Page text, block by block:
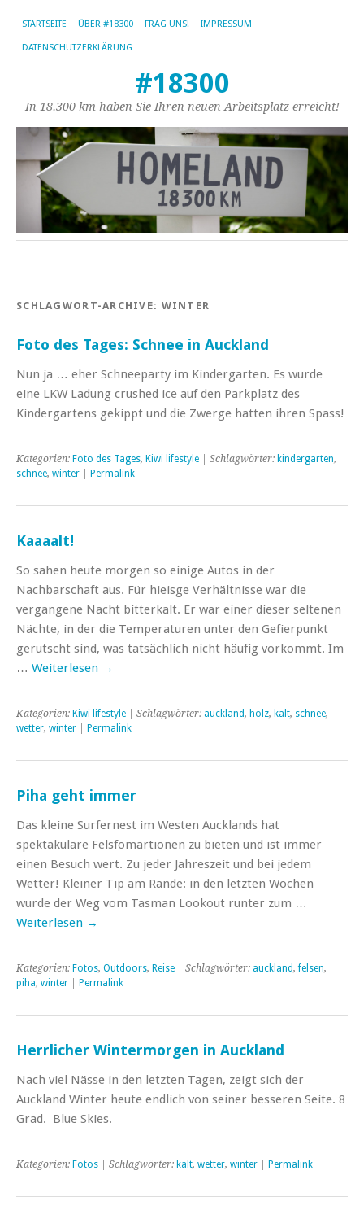
STARTSEITE ÜBER #18300 FRAG UNS! IMPRESSUM
DATENSCHUTZERKLÄRUNG
#18300
In 18.300 km haben Sie Ihren neuen Arbeitsplatz erreicht!
SCHLAGWORT-ARCHIVE: WINTER
Foto des Tages: Schnee in Auckland
Nun ja … eher Schneeparty im Kindergarten. Es wurde
eine LKW Ladung crushed ice auf den Parkplatz des
Kindergartens gekippt und die Zwerge hatten ihren Spass!
Kategorien: Foto des Tages, Kiwi lifestyle | Schlagwörter: kindergarten,
schnee, winter Permalink
Kaaaalt!
So sahen heute morgen so einige Autos in der
Nachbarschaft aus. Für hieisge Verhältnisse war die
vergangene Nacht bitterkalt. Er war einer dieser seltenen
Nächte, in der die Temperaturen unter den Gefierpunkt
gerutscht sind, was tatsächlich nicht häufig vorkommt. Im
… Weiterlesen →
Kategorien: Kiwi lifestyle | Schlagwörter: auckland, holz, kalt, schnee,
wetter, winter Permalink
Piha geht immer
Das kleine Surfernest im Westen Aucklands hat
spektakuläre Felsfomartionen zu bieten und ist immer
einen Besuch wert. Zu jeder Jahreszeit und bei jedem
Wetter! Kleiner Tip am Rande: in den letzten Wochen
wurde der Weg vom Tasman Lookout runter zum …
Weiterlesen →
Kategorien: Fotos, Outdoors, Reise | Schlagwörter: auckland,felsen,
piha, winter Permalink
Herrlicher Wintermorgen in Auckland
Nach viel Nässe in den letzten Tagen, zeigt sich der
Auckland Winter heute endlich von seiner besseren Seite. 8
Grad. Blue Skies.
Kategorien: Fotos | Schlagwörter: kalt, wetter, winter Permalink